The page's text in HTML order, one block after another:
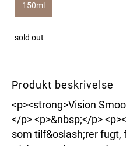
150ml
sold out
Produkt beskrivelse
<p><strong>Vision
</p> <p>&nbsp;</p>
som tilf&oslash;rer fugt,